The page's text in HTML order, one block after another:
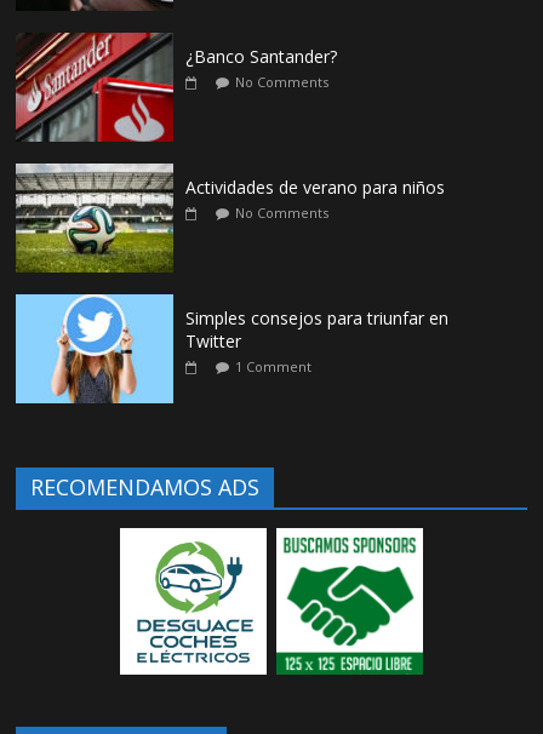
¿Banco Santander?
No Comments
Actividades de verano para niños
No Comments
Simples consejos para triunfar en
Twitter
1 Comment
RECOMENDAMOS ADS